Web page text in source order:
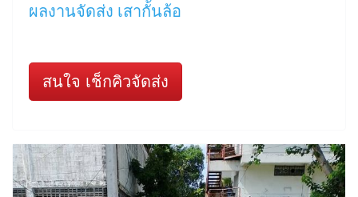
ผลงานจัดส่ง เสากั้นล้อ
สนใจ เช็กคิวจัดส่ง